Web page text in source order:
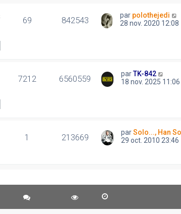
69 842543 par polothejedi
28 nov. 2020 12:08
7212 6560559 parTK-842
18 nov. 2025 11:06
1 213669 parSolo..., Han
29 oct. 2010 23:46